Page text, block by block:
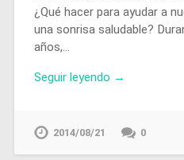
¿Qué hacer para ayudar a
una sonrisa saludable?
años,…
Seguir leyendo →
2014/08/21 0